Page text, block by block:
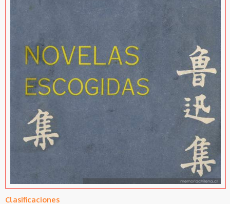
Clasificaciones